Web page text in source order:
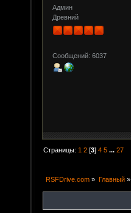
Админ
Древний
Сообщений: 6037
Страницы: 1 2 [3]4 5 ...27
RSFDrive.com » Главный»